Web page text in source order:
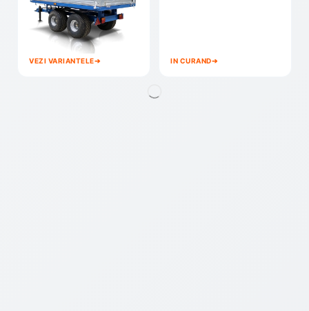
VEZI VARIANTELE➔ IN CURAND➔